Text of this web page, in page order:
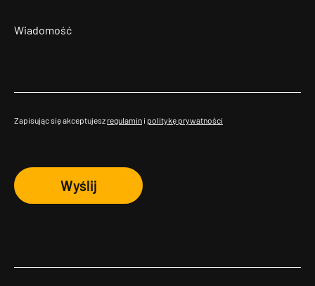
Zapisując się akceptujesz regulamin i politykę prywatności
Wyślij